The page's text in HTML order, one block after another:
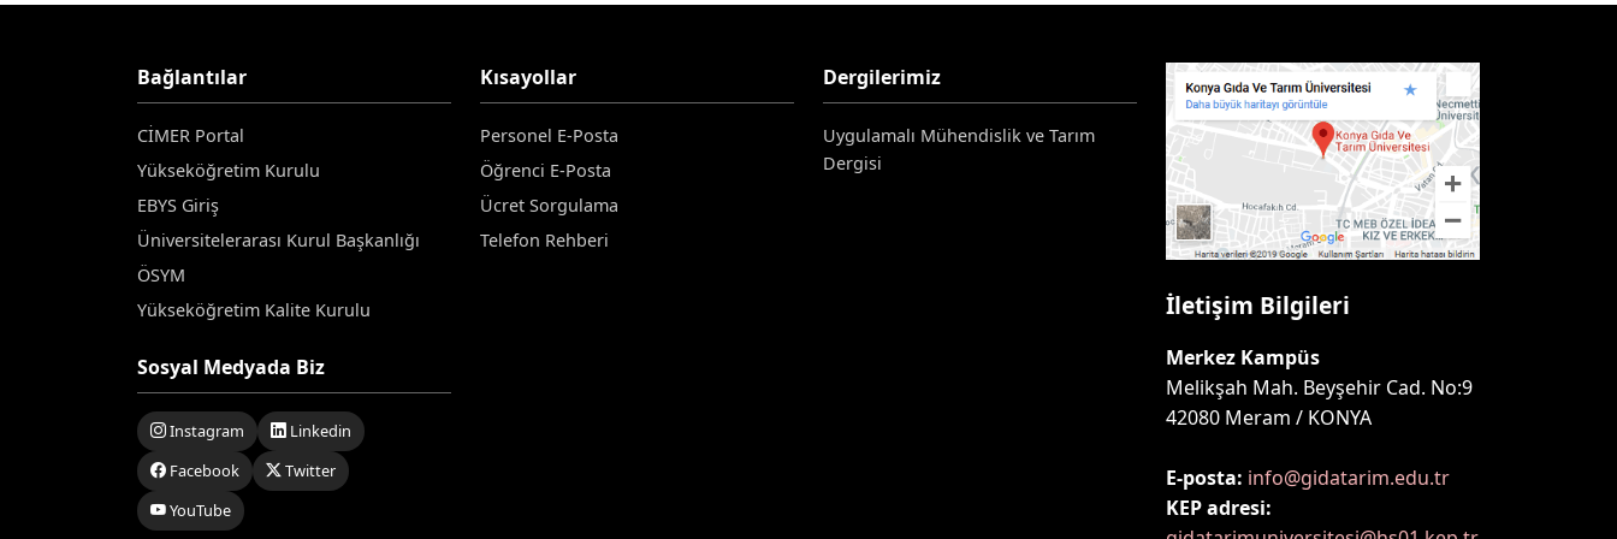
Bağlantılar
CİMER Portal
Yükseköğretim Kurulu
EBYS Giriş
Üniversitelerarası Kurul Başkanlığı
ÖSYM
Yükseköğretim Kalite Kurulu
Sosyal Medyada Biz
Instagram
Linkedin
Facebook
Twitter
YouTube
Kısayollar
Personel E-Posta
Öğrenci E-Posta
Ücret Sorgulama
Telefon Rehberi
Dergilerimiz
Uygulamalı Mühendislik ve Tarım
Dergisi
İletişim Bilgileri
Merkez Kampüs
Melikşah Mah. Beyşehir Cad. No:9
42080 Meram / KONYA
E-posta: info@gidatarim.edu.tr
KEP adresi: